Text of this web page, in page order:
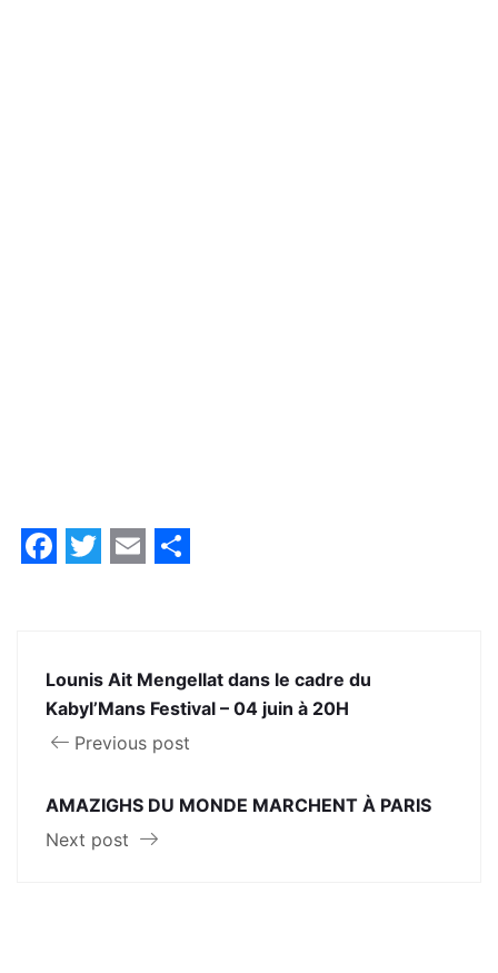
Lounis Ait Mengellat dans le cadre du
Kabyl’Mans Festival – 04 juin à 20H
Previous post
AMAZIGHS DU MONDE MARCHENT À PARIS
Next post